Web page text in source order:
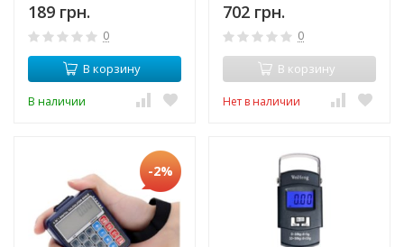
189 грн.
0
В корзину
В наличии
взвешивания товаров
702 грн.
0
В корзину
Нет в наличии
-2%